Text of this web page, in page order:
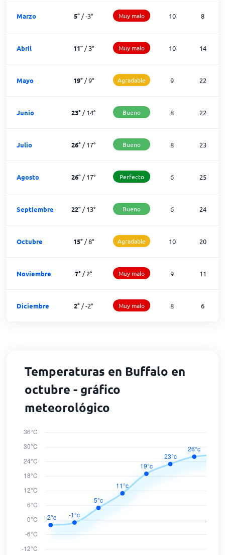
Marzo 5° /-3° Muy malo 10 8
Abril 11°/3° Muy malo 10 14
Mayo 19°/9° Agradable 9 22
Junio 23° /14° Bueno 8 22
Julio 26° /17° Bueno 8 23
Agosto 26° /17° Perfecto 6 25
Septiembre 22° /13° Bueno 6 24
Octubre 15°/8° Agradable 10 20
Noviembre 7° /2° Muy malo 9 11
Diciembre 2° /-2° Muy malo 8 6
Temperaturas en Buffalo en
octubre - gráfico
meteorológico